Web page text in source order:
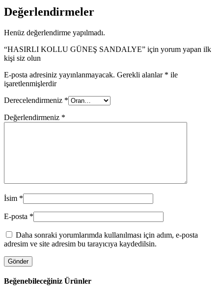
Değerlendirmeler
Henüz değerlendirme yapılmadı.
“HASIRLI KOLLU GÜNEŞ SANDALYE” için yorum yapan ilk
kişi siz olun
E-posta adresiniz yayınlanmayacak. Gerekli alanlar * ile
işaretlenmişlerdir
Derecelendirmeniz *
Değerlendirmeniz *
İsim *
E-posta *
Daha sonraki yorumlarımda kullanılması için adım, e-posta
adresim ve site adresim bu tarayıcıya kaydedilsin.
Beğenebileceğiniz Ürünler